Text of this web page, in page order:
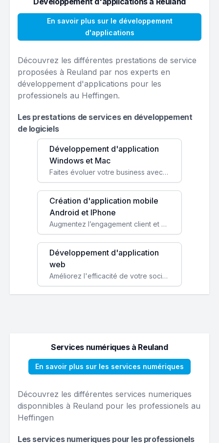
En savoir plus sur le développement
d'applications
Découvrez les différentes prestations de service
proposées à Reuland par nos experts en
développement d'applications pour les
professionels au Heffingen.
Les prestations de services en développement
de logiciels
Développement d'application
Windows et Mac
Faites évoluer votre business avec des solutions logicielles personnalisées, parfaitement adaptées à vos besoins spécifiques.
Création d'application mobile
Android et IPhone
Augmentez l’engagement client et simplifiez vos processus avec une application mobile sur mesure, disponible sur iOS et Android.
Développement d'application
web
Améliorez l'efficacité de votre société avec une application web personnalisée accessible partout et tout le temps.
Services numériques à Reuland
En savoir plus sur les services numériques
Découvrez les différentes services numeriques
disponnibles à Reuland pour les professionels au
Heffingen
Les services numeriques pour les professionels